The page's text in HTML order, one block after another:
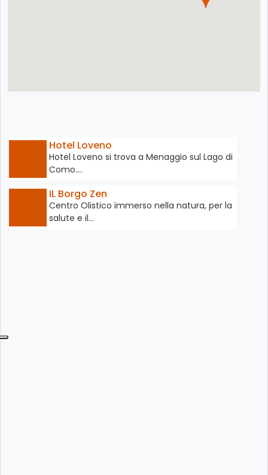
Hotel Loveno
Hotel Loveno si trova a Menaggio sul Lago di
Como.…
IL Borgo Zen
Centro Olistico immerso nella natura, per la
salute e il…